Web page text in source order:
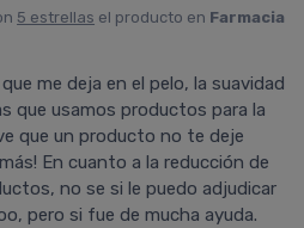
5 estrellas el producto en Farmacia
me deja en el pelo, la suavidad
que usamos productos para la
que un producto no te deje
En cuanto a la reducción de
no se si le puedo adjudicar
pero si fue de mucha ayuda.